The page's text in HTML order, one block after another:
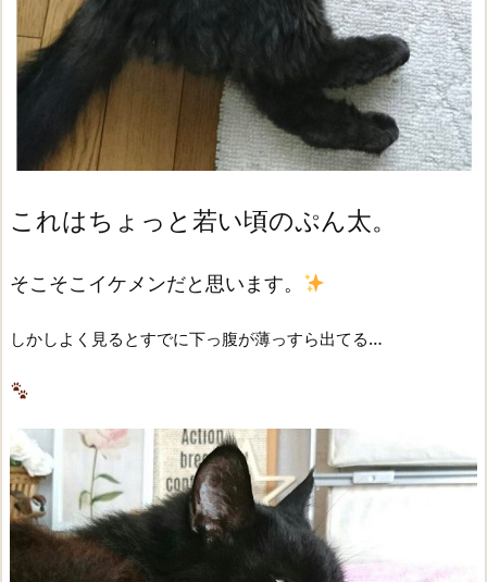
これはちょっと若い頃のぷん太。
そこそこイケメンだと思います。
しかしよく見るとすでに下っ腹が薄っすら出てる…